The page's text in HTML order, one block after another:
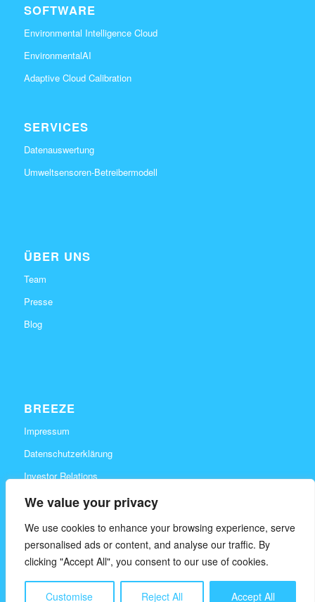
We value your privacy
We use cookies to enhance your browsing experience, serve
personalised ads or content, and analyse our traffic. By
clicking "Accept All", you consent to our use of cookies.
Customise Reject All Accept All
SOFTWARE
Environmental Intelligence Cloud
EnvironmentalAI
Adaptive Cloud Calibration
SERVICES
Datenauswertung
Umweltsensoren-Betreibermodell
ÜBER UNS
Team
Presse
Blog
BREEZE
Impressum
Datenschutzerklärung
Investor Relations
Karriere